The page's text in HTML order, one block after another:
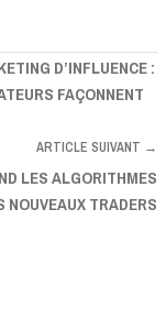
D’INFLUENCE :
FAÇONNENT
ARTICLE SUIVANT →
LES ALGORITHMES
NOUVEAUX TRADERS